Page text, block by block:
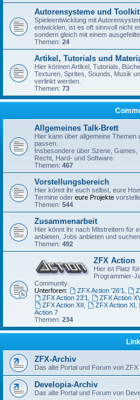
Autorensysteme und
Spieleentwicklung mit
entwicklen, ist es oft sinnvoll nicht
sondern gleich mit einem
Themen: 24
Artikel, Tutorials und
Hier können Artikel, Tutorials,
Texturen, Sprites, Sounds, Musik
verlinkt werden.
Themen: 73
Allgemeines Talk-Brett
Hier kann über allgemeine
passen.
Insbesondere über Szene, Games,
Recht, Hard- und Software.
Themen: 467
Vorstellungsbereich
Hier könnt ihr euch selbst, eure
Termine oder eure Projekte
Themen: 544
Zusammenarbeit
Hier könnt ihr nach Mitstreitern für
anbieten, Jobs anbieten und
Themen: 492
ZFX Action
Hier ist Platz
Programmier-
Community.
Unterforen:
ZFX Action '26'1
ZFX Action 23'1
ZFX Action
ZFX Action XII
ZFX Action XI
Action 7
Themen: 234
ZFX-Archiv
Das alte Portal und Forum von
Developia-Archiv
Das alte Portal und Forum von